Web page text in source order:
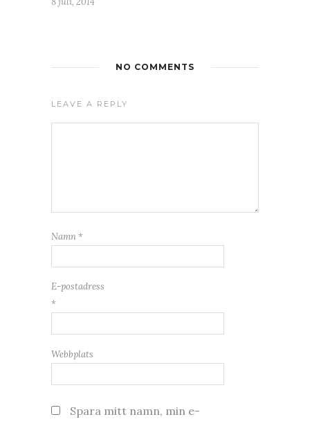
NO COMMENTS
LEAVE A REPLY
Namn *
E-postadress
*
Webbplats
Spara mitt namn, min e-